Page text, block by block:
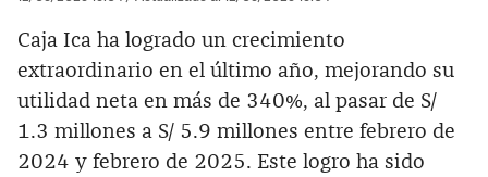
Caja Ica ha logrado un crecimiento
extraordinario en el último año, mejorando su
utilidad neta en más de 340%, al pasar de S/
1.3 millones a S/ 5.9 millones entre febrero de
2024 y febrero de 2025. Este logro ha sido